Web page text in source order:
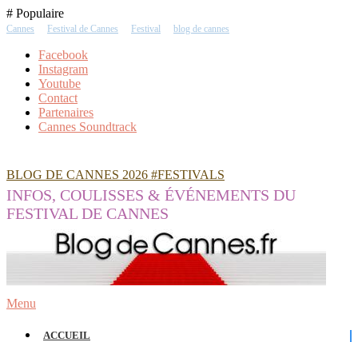
Skip
To
# Populaire
Cannes Festival de Cannes Festival blog de cannes
Facebook
Instagram
Youtube
Contact
Partenaires
Cannes Soundtrack
BLOG DE CANNES 2026 #FESTIVALS
INFOS, COULISSES & ÉVÉNEMENTS DU
FESTIVAL DE CANNES
Menu
ACCUEIL